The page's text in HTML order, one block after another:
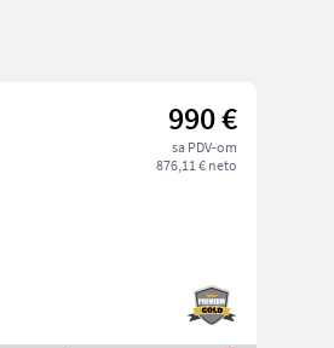
990 €
sa PDV-om
876,11 € neto